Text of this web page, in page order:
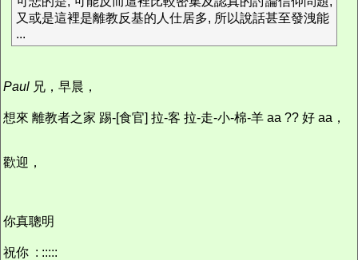
又或是這裡是離教反基的人仕居多, 所以說話甚至發洩能
...
Paul 兄，早晨，
想來 離教者之家 踢-[食官] 拉-客 拉-走-小-棉-羊 aa ?? 好 aa，
歡迎，
你真聰明
祝你 : :::::